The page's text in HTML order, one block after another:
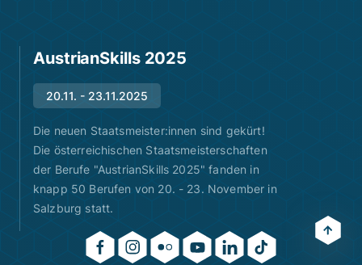
AustrianSkills 2025
20.11. - 23.11.2025
Die neuen Staatsmeister:innen sind gekürt!
Die österreichischen Staatsmeisterschaften
der Berufe "AustrianSkills 2025" fanden in
knapp 50 Berufen von 20. - 23. November in
Salzburg statt.